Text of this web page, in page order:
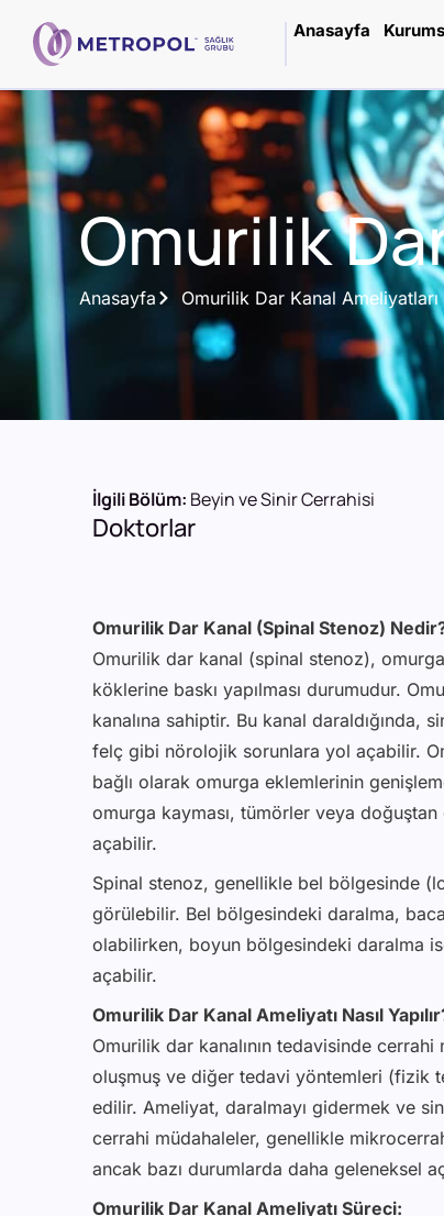
Anasayfa
Omurilik
Anasayfa Omurilik Dar Kanal Ameliyatları
İlgili Bölüm: Beyin ve Sinir Cerrahisi
Doktorlar
Omurilik Dar Kanal (Spinal Stenoz)
Omurilik dar kanal (spinal stenoz),
köklerine baskı yapılması durumudur.
kanalına sahiptir. Bu kanal daraldığında,
felç gibi nörolojik sorunlara yol açabilir.
bağlı olarak omurga eklemlerinin
omurga kayması, tümörler veya
açabilir.
Spinal stenoz, genellikle bel bölgesinde
görülebilir. Bel bölgesindeki daralma,
olabilirken, boyun bölgesindeki daralma
açabilir.
Omurilik Dar Kanal Ameliyatı Nasıl
Omurilik dar kanalının tedavisinde
oluşmuş ve diğer tedavi yöntemleri (fizik
edilir. Ameliyat, daralmayı gidermek ve
cerrahi müdahaleler, genellikle
ancak bazı durumlarda daha geleneksel
Omurilik Dar Kanal Ameliyatı Süreci: